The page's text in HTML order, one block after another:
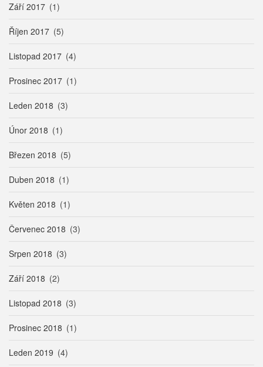
Září 2017 (1)
Říjen 2017 (5)
Listopad 2017 (4)
Prosinec 2017 (1)
Leden 2018 (3)
Únor 2018 (1)
Březen 2018 (5)
Duben 2018 (1)
Květen 2018 (1)
Červenec 2018 (3)
Srpen 2018 (3)
Září 2018 (2)
Listopad 2018 (3)
Prosinec 2018 (1)
Leden 2019 (4)